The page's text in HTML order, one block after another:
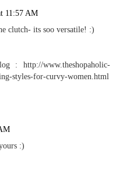
11:57 AM
clutch- its soo versatile! :)
: http://www.theshopaholic-
styles-for-curvy-women.html
:)